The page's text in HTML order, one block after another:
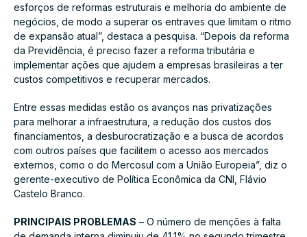
esforços de reformas estruturais e melhoria do ambiente de
negócios, de modo a superar os entraves que limitam o ritmo
de expansão atual”, destaca a pesquisa. “Depois da reforma
da Previdência, é preciso fazer a reforma tributária e
implementar ações que ajudem a empresas brasileiras a ter
custos competitivos e recuperar mercados.
Entre essas medidas estão os avanços nas privatizações
para melhorar a infraestrutura, a redução dos custos dos
financiamentos, a desburocratização e a busca de acordos
com outros países que facilitem o acesso aos mercados
externos, como o do Mercosul com a União Europeia”, diz o
gerente-executivo de Política Econômica da CNI, Flávio
Castelo Branco.
PRINCIPAIS PROBLEMAS – O número de menções à falta